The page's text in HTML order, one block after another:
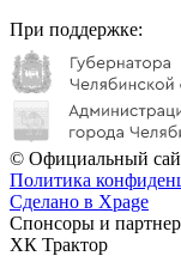
При поддержке:
© Официальный
Политика
Сделано в Xpage
Спонсоры и
ХК Трактор